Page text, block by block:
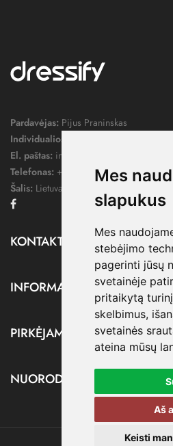
Mes
slapukus
Mes
stebėjimo
pagerinti jūsų
svetainėje
pritaikytą
skelbimus,
svetainės
ateina mūsų
Aš
Keisti
Pardavėjas: Pijus Praninskas
Individualios veiklos pažymos nr.:
El. paštas: info@dressify.lt
Telefonas: +370 676 78578
Šalis: Lietuva
KONTAKTAI
INFORMACIJA
PIRKĖJAMS
NUORODOS